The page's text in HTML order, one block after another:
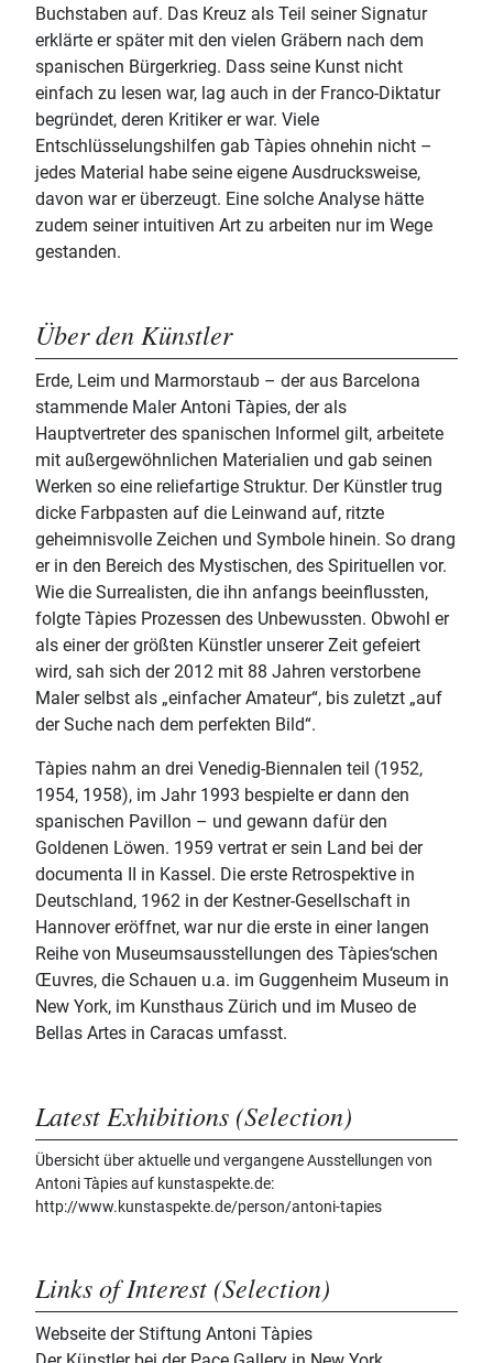
Buchstaben auf. Das Kreuz als Teil seiner Signatur
erklärte er später mit den vielen Gräbern nach dem
spanischen Bürgerkrieg. Dass seine Kunst nicht
einfach zu lesen war, lag auch in der Franco-Diktatur
begründet, deren Kritiker er war. Viele
Entschlüsselungshilfen gab Tàpies ohnehin nicht –
jedes Material habe seine eigene Ausdrucksweise,
davon war er überzeugt. Eine solche Analyse hätte
zudem seiner intuitiven Art zu arbeiten nur im Wege
gestanden.
Über den Künstler
Erde, Leim und Marmorstaub – der aus Barcelona
stammende Maler Antoni Tàpies, der als
Hauptvertreter des spanischen Informel gilt, arbeitete
mit außergewöhnlichen Materialien und gab seinen
Werken so eine reliefartige Struktur. Der Künstler trug
dicke Farbpasten auf die Leinwand auf, ritzte
geheimnisvolle Zeichen und Symbole hinein. So drang
er in den Bereich des Mystischen, des Spirituellen vor.
Wie die Surrealisten, die ihn anfangs beeinflussten,
folgte Tàpies Prozessen des Unbewussten. Obwohl er
als einer der größten Künstler unserer Zeit gefeiert
wird, sah sich der 2012 mit 88 Jahren verstorbene
Maler selbst als „einfacher Amateur“, bis zuletzt „auf
der Suche nach dem perfekten Bild“.
Tàpies nahm an drei Venedig-Biennalen teil (1952,
1954, 1958), im Jahr 1993 bespielte er dann den
spanischen Pavillon – und gewann dafür den
Goldenen Löwen. 1959 vertrat er sein Land bei der
documenta II in Kassel. Die erste Retrospektive in
Deutschland, 1962 in der Kestner-Gesellschaft in
Hannover eröffnet, war nur die erste in einer langen
Reihe von Museumsausstellungen des Tàpies‘schen
Œuvres, die Schauen u.a. im Guggenheim Museum in
New York, im Kunsthaus Zürich und im Museo de
Bellas Artes in Caracas umfasst.
Latest Exhibitions (Selection)
Übersicht über aktuelle und vergangene Ausstellungen von
Antoni Tàpies auf kunstaspekte.de:
http://www.kunstaspekte.de/person/antoni-tapies
Links of Interest (Selection)
Webseite der Stiftung Antoni Tàpies